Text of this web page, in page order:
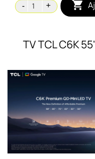

TV TCL C6K